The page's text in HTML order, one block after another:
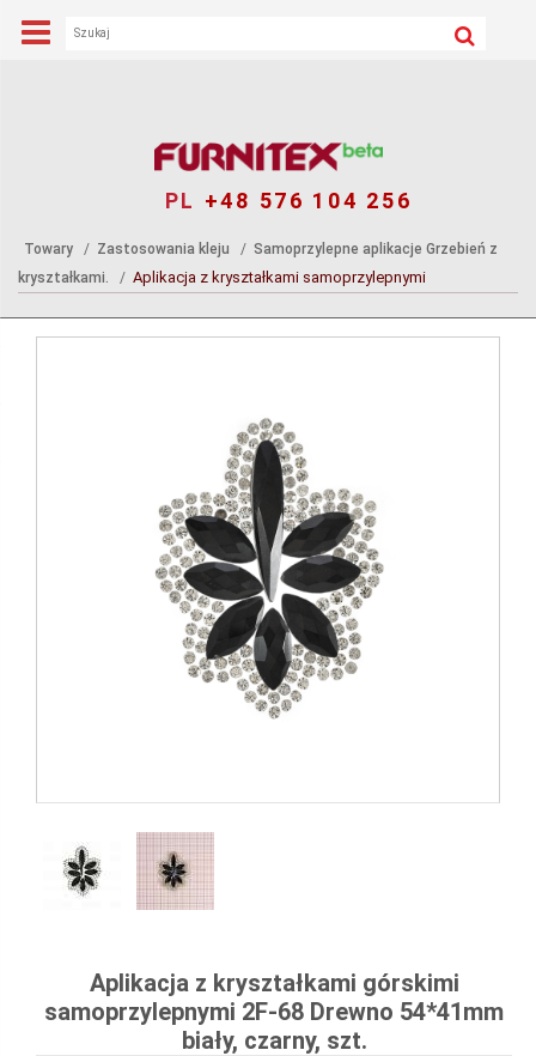
PL +48 576 104 256
Towary Zastosowania kleju
Samoprzylepne aplikacje Grzebień z
kryształkami.
Aplikacja z kryształkami samoprzylepnymi
Aplikacja z kryształkami górskimi
samoprzylepnymi 2F-68 Drewno 54*41mm
biały, czarny, szt.